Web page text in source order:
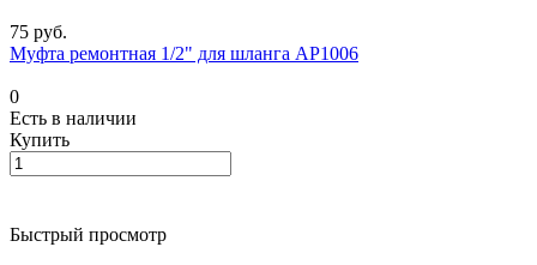
75 руб.
Муфта ремонтная 1/2" для шланга АР1006
0
Есть в наличии
Купить
Быстрый просмотр